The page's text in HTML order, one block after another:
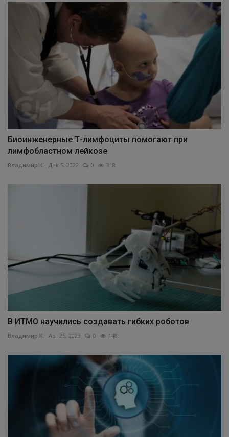
Биоинженерные Т-лимфоциты помогают при
лимфобластном лейкозе
Владимир К. Дек 5, 2022 0 318
В ИТМО научились создавать гибких роботов
Владимир К. Авг 25, 2023 0 148